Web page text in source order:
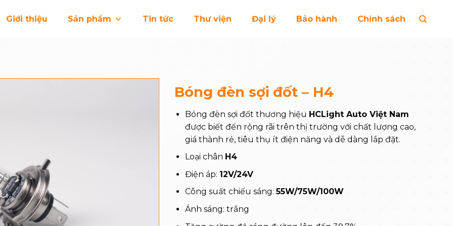
Giới thiệu Sản phẩm Tin tức Thư viện Đại lý Bảo hành Chính sách
Bóng đèn sợi đốt – H4
Bóng đèn sợi đốt thương hiệu HCLight Auto Việt Nam
được biết đến rộng rãi trên thị trường với chất lượng cao,
giá thành rẻ, tiêu thụ ít điện năng và dễ dàng lắp đặt.
Loại chân H4
Điện áp: 12V/24V
Công suất chiếu sáng:55W/75W/100W
Ánh sáng: trắng